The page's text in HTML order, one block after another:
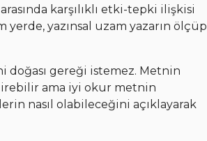
karşılıklı etki-tepki ilişkisi
yazınsal uzam yazarın ölçüp
doğası gereği istemez. Metnin
ama iyi okur metnin
nasıl olabileceğini açıklayarak